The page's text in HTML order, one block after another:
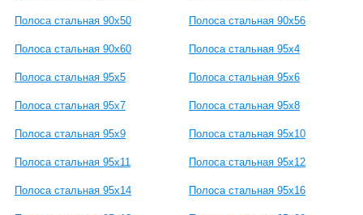
Полоса стальная 90x50 Полоса стальная 90x56
Полоса стальная 90x60 Полоса стальная 95x4
Полоса стальная 95x5 Полоса стальная 95x6
Полоса стальная 95x7 Полоса стальная 95x8
Полоса стальная 95x9 Полоса стальная 95x10
Полоса стальная 95x11 Полоса стальная 95x12
Полоса стальная 95x14 Полоса стальная 95x16